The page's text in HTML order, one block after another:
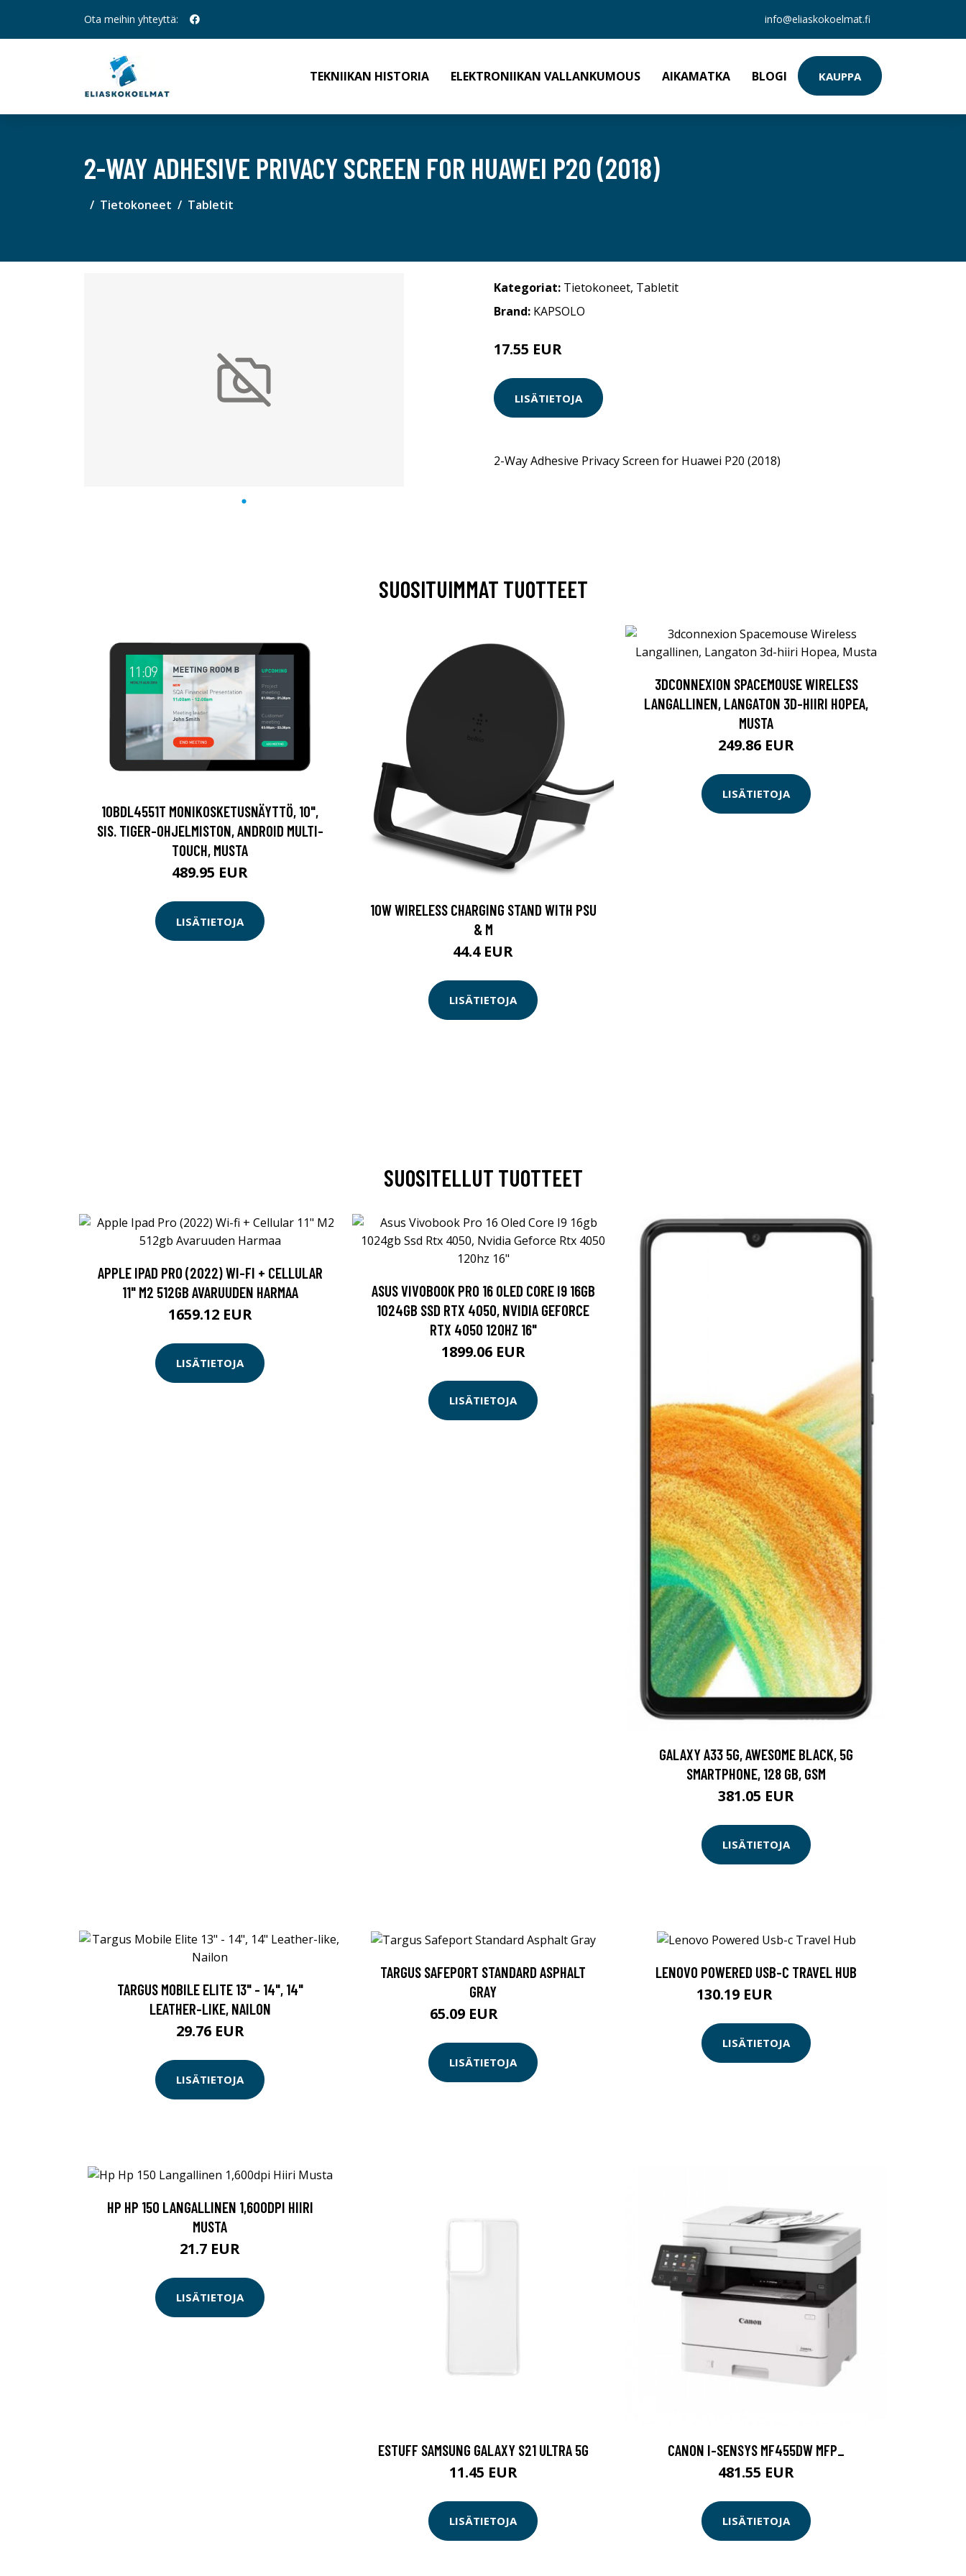
Ota meihin yhteyttä: info@eliaskokoelmat.fi
TEKNIIKAN HISTORIA ELEKTRONIIKAN VALLANKUMOUS AIKAMATKA BLOGI KAUPPA
2-WAY ADHESIVE PRIVACY SCREEN FOR HUAWEI P20 (2018)
Tietokoneet Tabletit
Kategoriat: Tietokoneet, Tabletit
Brand: KAPSOLO
17.55 EUR
LISÄTIETOJA
2-Way Adhesive Privacy Screen for Huawei P20 (2018)
SUOSITUIMMAT TUOTTEET
10BDL4551T MONIKOSKETUSNÄYTTÖ, 10",
SIS. TIGER-OHJELMISTON, ANDROID MULTI-
TOUCH, MUSTA
489.95 EUR
LISÄTIETOJA
10W WIRELESS CHARGING STAND WITH PSU
& M
44.4 EUR
LISÄTIETOJA
3DCONNEXION SPACEMOUSE WIRELESS
LANGALLINEN, LANGATON 3D-HIIRI HOPEA,
MUSTA
249.86 EUR
LISÄTIETOJA
SUOSITELLUT TUOTTEET
APPLE IPAD PRO (2022) WI-FI + CELLULAR
11" M2 512GB AVARUUDEN HARMAA
1659.12 EUR
LISÄTIETOJA
ASUS VIVOBOOK PRO 16 OLED CORE I9 16GB
1024GB SSD RTX 4050, NVIDIA GEFORCE
RTX 4050 120HZ 16"
1899.06 EUR
LISÄTIETOJA
GALAXY A33 5G, AWESOME BLACK, 5G
SMARTPHONE, 128 GB, GSM
381.05 EUR
LISÄTIETOJA
TARGUS MOBILE ELITE 13" - 14", 14"
LEATHER-LIKE, NAILON
29.76 EUR
LISÄTIETOJA
TARGUS SAFEPORT STANDARD ASPHALT
GRAY
65.09 EUR
LISÄTIETOJA
LENOVO POWERED USB-C TRAVEL HUB
130.19 EUR
LISÄTIETOJA
HP HP 150 LANGALLINEN 1,600DPI HIIRI
MUSTA
21.7 EUR
LISÄTIETOJA
ESTUFF SAMSUNG GALAXY S21 ULTRA 5G
11.45 EUR
LISÄTIETOJA
CANON I-SENSYS MF455DW MFP_
481.55 EUR
LISÄTIETOJA